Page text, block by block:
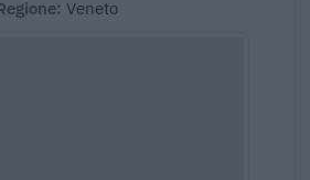
Veneto